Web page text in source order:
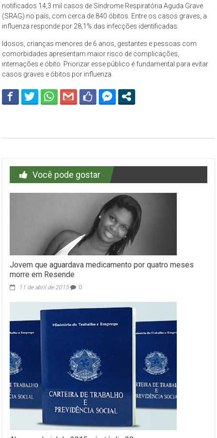
notificados 14,3 mil casos de Síndrome Respiratória Aguda Grave
(SRAG) no país, com cerca de 840 óbitos. Entre os casos graves, a
influenza responde por 28,1% das infecções identificadas.
Idosos, crianças menores de 6 anos, gestantes e pessoas com
comorbidades apresentam maior risco de complicações,
internações e óbito. Priorizar esse público é fundamental para evitar
casos graves e óbitos por influenza.
Você pode gostar
Jovem que aguardava medicamento por quatro meses
morre em Resende
11 de abril de 2015 0